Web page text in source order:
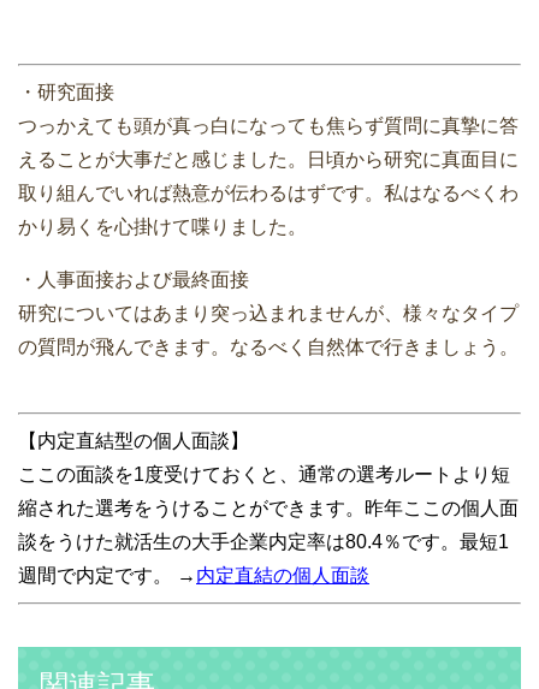
・研究面接
つっかえても頭が真っ白になっても焦らず質問に真摯に答
えることが大事だと感じました。日頃から研究に真面目に
取り組んでいれば熱意が伝わるはずです。私はなるべくわ
かり易くを心掛けて喋りました。
・人事面接および最終面接
研究についてはあまり突っ込まれませんが、様々なタイプ
の質問が飛んできます。なるべく自然体で行きましょう。
【内定直結型の個人面談】
ここの面談を1度受けておくと、通常の選考ルートより短
縮された選考をうけることができます。昨年ここの個人面
談をうけた就活生の大手企業内定率は80.4％です。最短1
週間で内定です。 → 内定直結の個人面談